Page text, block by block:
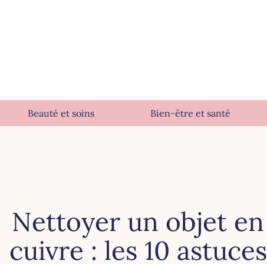
Beauté et soins Bien-être et santé
Nettoyer un objet en
cuivre : les 10 astuces